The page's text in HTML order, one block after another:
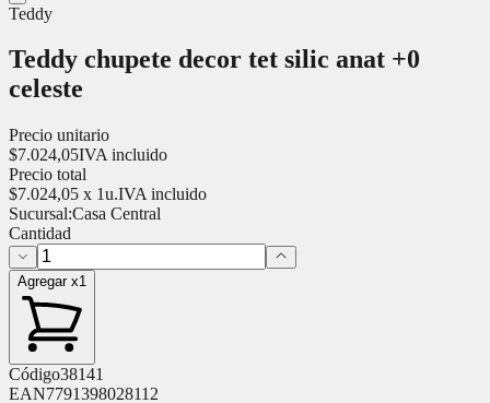
Teddy
Teddy chupete decor tet silic anat +0
celeste
Precio unitario
$7.024,05IVA incluido
Precio total
$7.024,05 x 1u.IVA incluido
Sucursal:Casa Central
Cantidad
Agregar x1
Código38141
EAN7791398028112